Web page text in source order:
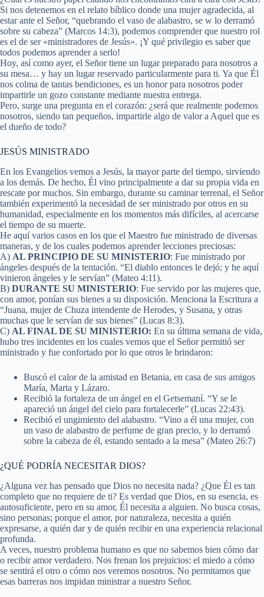
Si nos detenemos en el relato bíblico donde una mujer agradecida, al
estar ante el Señor, “quebrando el vaso de alabastro, se w lo derramó
sobre su cabeza” (Marcos 14:3), podemos comprender que nuestro rol
es el de ser «ministradores de Jesús». ¡Y qué privilegio es saber que
todos podemos aprender a serlo!
Hoy, así como ayer, el Señor tiene un lugar preparado para nosotros a
su mesa… y hay un lugar reservado particularmente para ti. Ya que Él
nos colma de tantas bendiciones, es un honor para nosotros poder
impartirle un gozo constante mediante nuestra entrega.
Pero, surge una pregunta en el corazón: ¿será que realmente podemos
nosotros, siendo tan pequeños, impartirle algo de valor a Aquel que es
el dueño de todo?
JESÚS MINISTRADO
En los Evangelios vemos a Jesús, la mayor parte del tiempo, sirviendo
a los demás. De hecho, Él vino principalmente a dar su propia vida en
rescate por muchos. Sin embargo, durante su caminar terrenal, el Señor
también experimentó la necesidad de ser ministrado por otros en su
humanidad, especialmente en los momentos más difíciles, al acercarse
el tiempo de su muerte.
He aquí varios casos en los que el Maestro fue ministrado de diversas
maneras, y de los cuales podemos aprender lecciones preciosas:
A) AL PRINCIPIO DE SU MINISTERIO: Fue ministrado por
ángeles después de la tentación. “El diablo entonces le dejó; y he aquí
vinieron ángeles y le servían” (Mateo 4:11).
B) DURANTE SU MINISTERIO: Fue servido por las mujeres que,
con amor, ponían sus bienes a su disposición. Menciona la Escritura a
“Juana, mujer de Chuza intendente de Herodes, y Susana, y otras
muchas que le servían de sus bienes” (Lucas 8:3).
C) AL FINAL DE SU MINISTERIO: En su última semana de vida,
hubo tres incidentes en los cuales vemos que el Señor permitió ser
ministrado y fue confortado por lo que otros le brindaron:
Buscó el calor de la amistad en Betania, en casa de sus amigos
María, Marta y Lázaro.
Recibió la fortaleza de un ángel en el Getsemaní. “Y se le
apareció un ángel del cielo para fortalecerle” (Lucas 22:43).
Recibió el ungimiento del alabastro. “Vino a él una mujer, con
un vaso de alabastro de perfume de gran precio, y lo derramó
sobre la cabeza de él, estando sentado a la mesa” (Mateo 26:7)
¿QUÉ PODRÍA NECESITAR DIOS?
¿Alguna vez has pensado que Dios no necesita nada? ¿Que Él es tan
completo que no requiere de ti? Es verdad que Dios, en su esencia, es
autosuficiente, pero en su amor, Él necesita a alguien. No busca cosas,
sino personas; porque el amor, por naturaleza, necesita a quién
expresarse, a quién dar y de quién recibir en una experiencia relacional
profunda.
A veces, nuestro problema humano es que no sabemos bien cómo dar
o recibir amor verdadero. Nos frenan los prejuicios: el miedo a cómo
se sentirá el otro o cómo nos veremos nosotros. No permitamos que
esas barreras nos impidan ministrar a nuestro Señor.